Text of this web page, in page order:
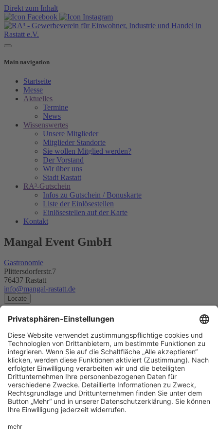
Direkt zum Inhalt
Main navigation
Startseite
Messe
Aktuelles
Termine
News
Wissenswertes
Unsere Mitglieder
Mitglieder Standorte
Sie wollen Mitglied werden?
Der Vorstand
Wir über uns
Stadt Rastatt
RA³-Gutschein
Infos zu Gutschein / Bonuskarte
Liste der Einlösestellen
Einlösestellen auf der Karte
Kontakt
Mangal Event GmbH
Gastronomie
Plittersdorferstr.7
76437 Rastatt
info@mangal-rastatt.de
Locate
48.869115918184, 8.19836165
Mangal Event GmbH
Plittersdorferstr.7
76437 Rastatt
Planen Sie Ihre Route...
Footer